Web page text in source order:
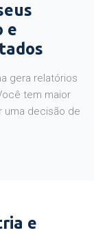
e
gera relatórios
tem maior
uma decisão de
e